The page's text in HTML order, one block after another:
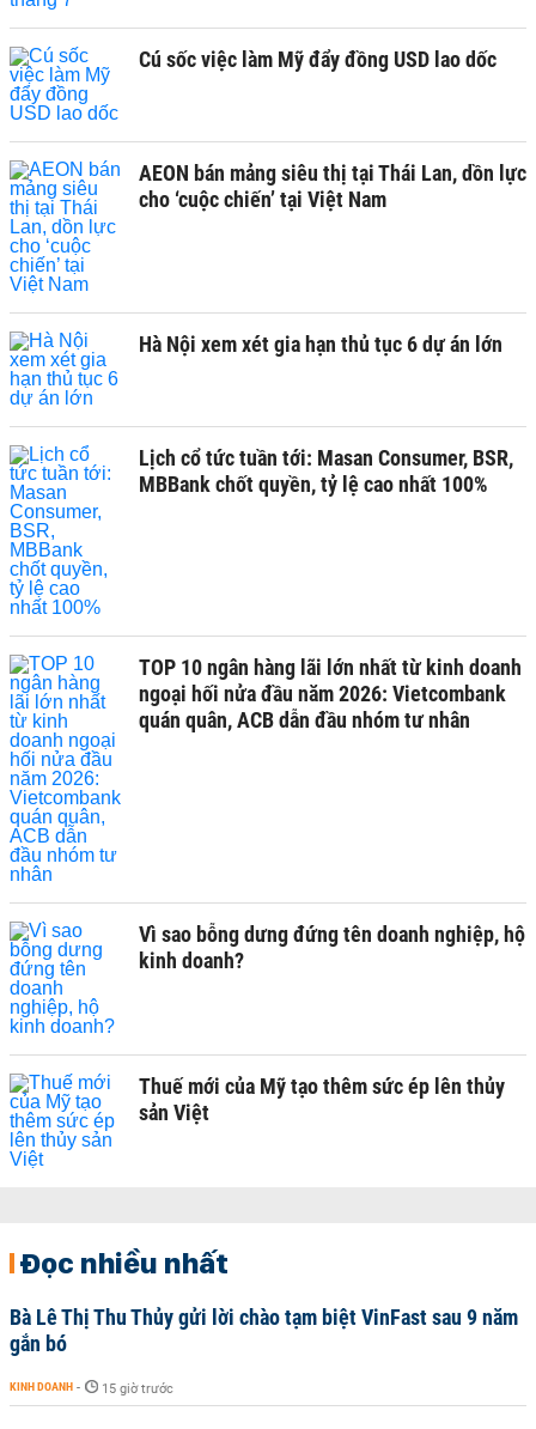
Cú sốc việc làm Mỹ đẩy đồng USD lao dốc
AEON bán mảng siêu thị tại Thái Lan, dồn lực
cho ‘cuộc chiến’ tại Việt Nam
Hà Nội xem xét gia hạn thủ tục 6 dự án lớn
Lịch cổ tức tuần tới: Masan Consumer, BSR,
MBBank chốt quyền, tỷ lệ cao nhất 100%
TOP 10 ngân hàng lãi lớn nhất từ kinh doanh
ngoại hối nửa đầu năm 2026: Vietcombank
quán quân, ACB dẫn đầu nhóm tư nhân
Vì sao bỗng dưng đứng tên doanh nghiệp, hộ
kinh doanh?
Thuế mới của Mỹ tạo thêm sức ép lên thủy
sản Việt
Đọc nhiều nhất
Bà Lê Thị Thu Thủy gửi lời chào tạm biệt VinFast sau 9 năm
gắn bó
KINH DOANH - 15 giờ trước